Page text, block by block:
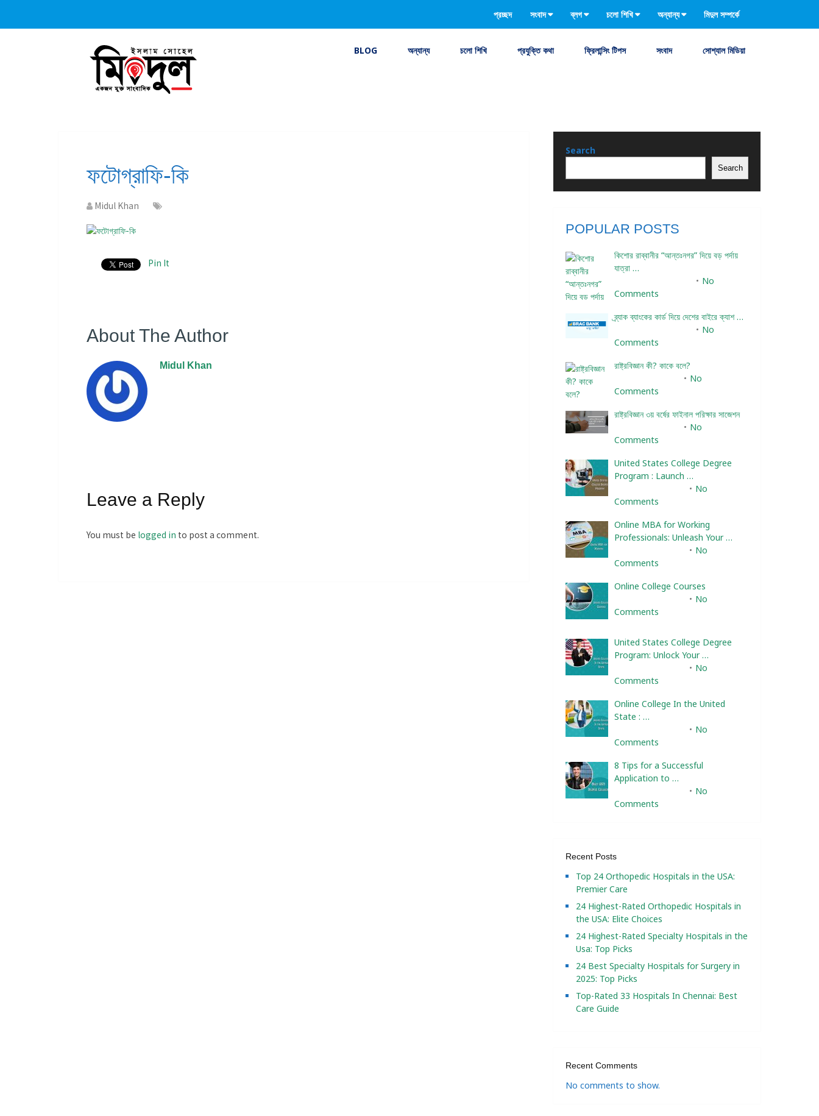
প্রচ্ছদ সংবাদ ব্লগ চলো শিখি অন্যান্য মিদুল সম্পর্কে
BLOG অন্যান্য চলো শিখি প্রযুক্তি কথা ফ্রিলান্সিং টিপস সংবাদ সোশ্যাল মিডিয়া
ফটোগ্রাফি-কি
Midul Khan
Pin It
About The Author
Midul Khan
Leave a Reply
You must be logged in to post a comment.
Search
Search
POPULAR POSTS
কিশোর রাব্বানীর “আন্তঃনগর” দিয়ে বড় পর্দায়
যাত্রা …
No
Comments
ব্র্যাক ব্যাংকের কার্ড দিয়ে দেশের বাইরে ক্যাশ …
No
Comments
রাষ্ট্রবিজ্ঞান কী? কাকে বলে?
No
Comments
রাষ্ট্রবিজ্ঞান ৩য় বর্ষের ফাইনাল পরিক্ষার সাজেশন
No
Comments
United States College Degree
Program : Launch …
No
Comments
Online MBA for Working
Professionals: Unleash Your …
No
Comments
Online College Courses
No
Comments
United States College Degree
Program: Unlock Your …
No
Comments
Online College In the United
State : …
No
Comments
8 Tips for a Successful
Application to …
No
Comments
Recent Posts
Top 24 Orthopedic Hospitals in the USA:
Premier Care
24 Highest-Rated Orthopedic Hospitals in
the USA: Elite Choices
24 Highest-Rated Specialty Hospitals in the
Usa: Top Picks
24 Best Specialty Hospitals for Surgery in
2025: Top Picks
Top-Rated 33 Hospitals In Chennai: Best
Care Guide
Recent Comments
No comments to show.